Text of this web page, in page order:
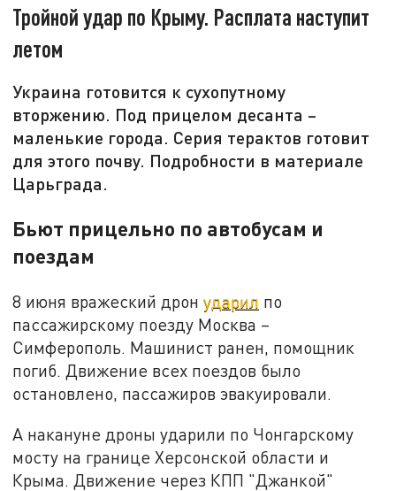
Тройной удар по Крыму. Расплата наступит
летом
Украина готовится к сухопутному
вторжению. Под прицелом десанта –
маленькие города. Серия терактов готовит
для этого почву. Подробности в материале
Царьграда.
Бьют прицельно по автобусам и
поездам
8 июня вражеский дронударил по
пассажирскому поезду Москва –
Симферополь. Машинист ранен, помощник
погиб. Движение всех поездов было
остановлено, пассажиров эвакуировали.
А накануне дроны ударили по Чонгарскому
мосту на границе Херсонской области и
Крыма. Движение через КПП "Джанкой"